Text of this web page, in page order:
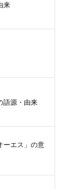
来
語源・由来
ーエス」の意